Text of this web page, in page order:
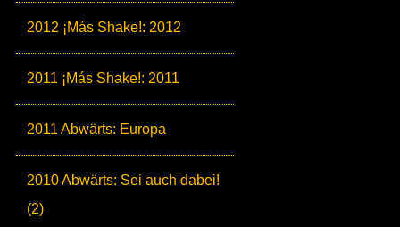
2012 ¡Más Shake!: 2012
2011 ¡Más Shake!: 2011
2011 Abwärts: Europa
2010 Abwärts: Sei auch dabei!
(2)